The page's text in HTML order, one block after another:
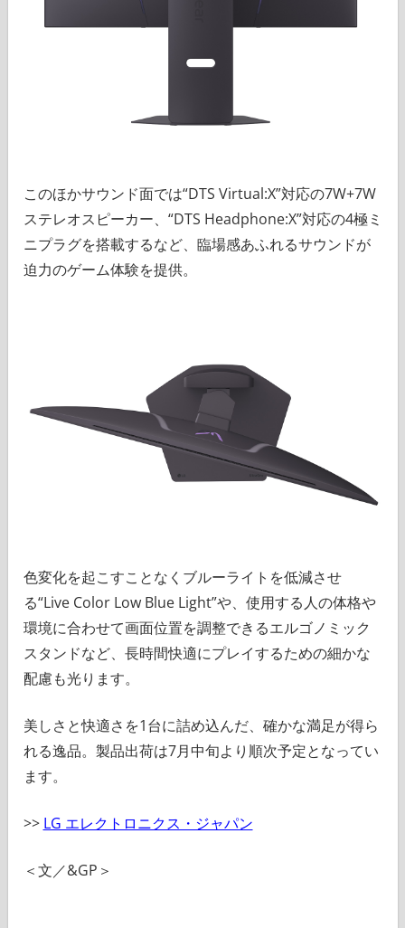
このほかサウンド面では“DTS Virtual:X”対応の7W+7W
ステレオスピーカー、“DTS Headphone:X”対応の4極ミ
ニプラグを搭載するなど、臨場感あふれるサウンドが
迫力のゲーム体験を提供。
色変化を起こすことなくブルーライトを低減させ
る“Live Color Low Blue Light”や、使用する人の体格や
環境に合わせて画面位置を調整できるエルゴノミック
スタンドなど、長時間快適にプレイするための細かな
配慮も光ります。
美しさと快適さを1台に詰め込んだ、確かな満足が得ら
れる逸品。製品出荷は7月中旬より順次予定となってい
ます。
>> LG エレクトロニクス・ジャパン
＜文／&GP＞